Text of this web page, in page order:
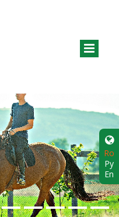
Ro
Ру
En